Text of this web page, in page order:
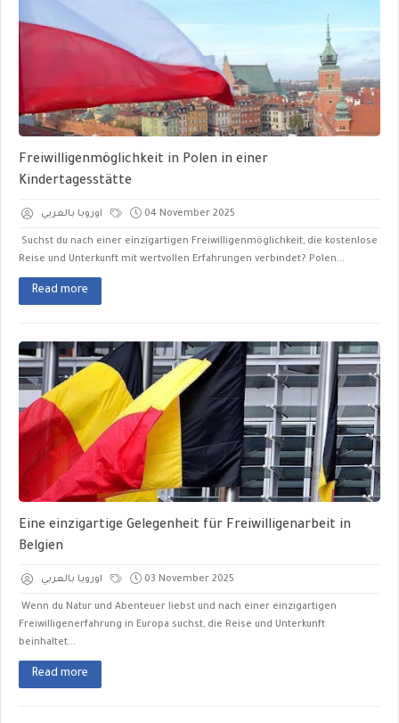
Freiwilligenmöglichkeit in Polen in einer
Kindertagesstätte
اوروبا بالعربي 04 November 2025
Suchst du nach einer einzigartigen Freiwilligenmöglichkeit, die kostenlose
Reise und Unterkunft mit wertvollen Erfahrungen verbindet? Polen...
Read more
Eine einzigartige Gelegenheit für Freiwilligenarbeit in
Belgien
اوروبا بالعربي 03 November 2025
Wenn du Natur und Abenteuer liebst und nach einer einzigartigen
Freiwilligenerfahrung in Europa suchst, die Reise und Unterkunft
beinhaltet...
Read more